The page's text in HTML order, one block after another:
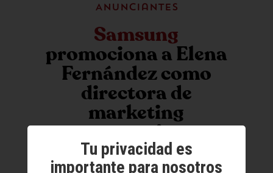
Anunciantes
Samsung
promociona a Elena
Fernández como
directora de
marketing
corporativo y
comunicación
Tu privacidad es
importante para nosotros